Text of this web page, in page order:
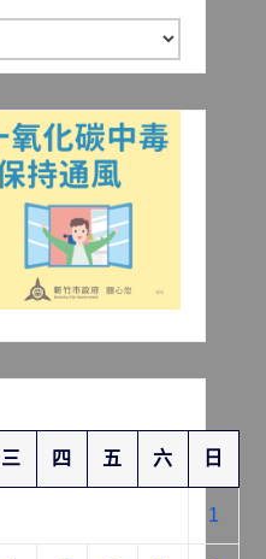
三 四 五 六 日
1